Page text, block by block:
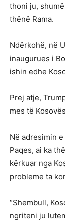
thoni ju,
thënë Rama.
Ndërkohë, në
inaugurues i
ishin edhe
Prej atje,
mes të
Në adresimin
Paqes, ai ka
kërkuar nga
probleme ta
“Shembull,
ngriteni ju